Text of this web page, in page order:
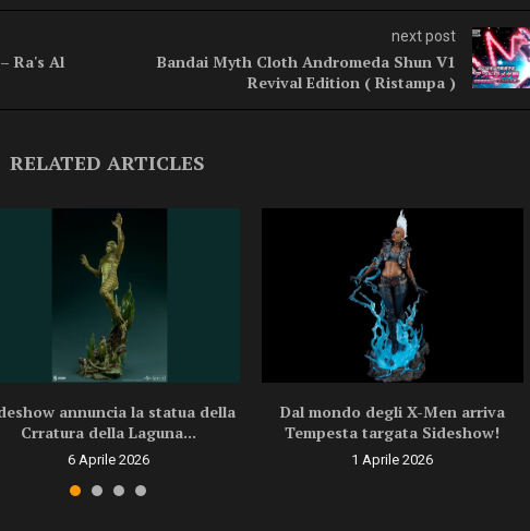
Ra's Al
next post
Bandai Myth Cloth Andromeda Shun V1
Revival Edition ( Ristampa )
RELATED ARTICLES
annuncia la statua della
Crratura della Laguna...
6 Aprile 2026
Dal mondo degli X-Men arriva
Tempesta targata Sideshow!
1 Aprile 2026